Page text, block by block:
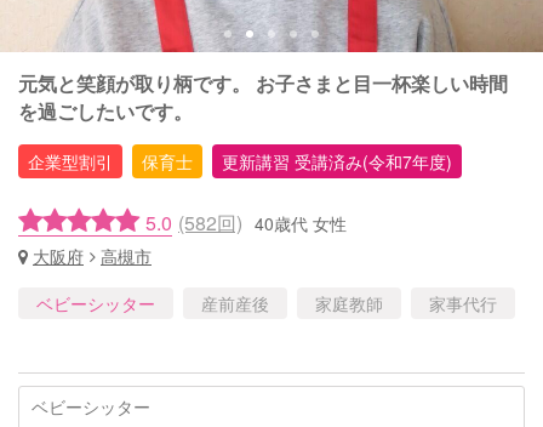
元気と笑顔が取り柄です。 お子さまと目一杯楽しい時間
を過ごしたいです。
企業型割引 保育士 更新講習 受講済み(令和7年度)
5.0 (582回) 40歳代 女性
大阪府
高槻市
ベビーシッター
産前産後 家庭教師 家事代行
ベビーシッター